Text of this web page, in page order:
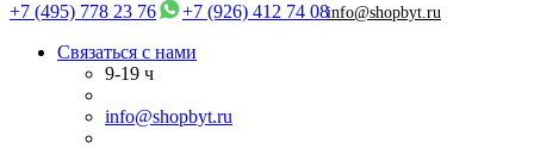
+7 (495) 778 23 76
+7 (926) 412 74 08info@shopbyt.ru
Связаться с нами
9-19 ч
info@shopbyt.ru